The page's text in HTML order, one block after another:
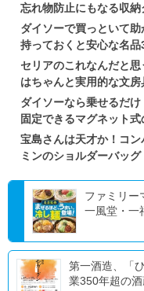
忘れ物防止にもなる収納
ダイソーで買っといて
持っておくと安心な名品
セリアのこれなんだと
はちゃんと実用的な文房
ダイソーなら乗せるだ
固定できるマグネット式
宝島さんは天才か！コ
ミンのショルダーバッグ
ファミリー
一風堂・一
第一酒造、「
業350年超の酒